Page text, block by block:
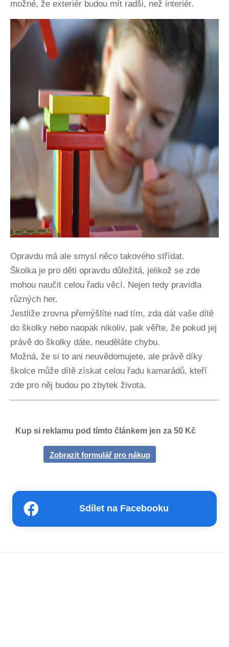
možné, že exteriér budou mít radši, než interiér.
Opravdu má ale smysl něco takového střídat.
Školka je pro děti opravdu důležitá, jelikož se zde
mohou naučit celou řadu věcí. Nejen tedy pravidla
různých her.
Jestliže zrovna přemýšlíte nad tím, zda dát vaše dítě
do školky nebo naopak nikoliv, pak věřte, že pokud jej
právě do školky dáte, neuděláte chybu.
Možná, že si to ani neuvědomujete, ale právě díky
školce může dítě získat celou řadu kamarádů, kteří
zde pro něj budou po zbytek života.
Kup si reklamu pod tímto článkem jen za 50 Kč
Zobrazit formulář pro nákup
Sdílet na Facebooku